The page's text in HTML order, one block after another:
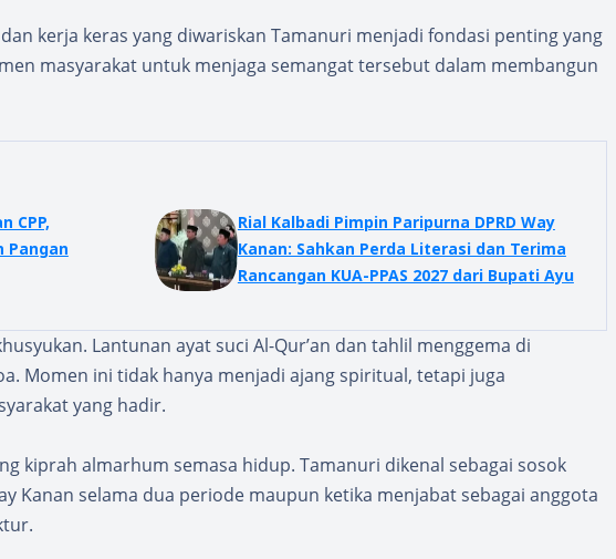
kerja keras yang diwariskan Tamanuri menjadi fondasi penting yang
masyarakat untuk menjaga semangat tersebut dalam membangun
CPP,
Pangan
Rial Kalbadi Pimpin Paripurna DPRD Way
Kanan: Sahkan Perda Literasi dan Terima
Rancangan KUA-PPAS 2027 dari Bupati Ayu
Lantunan ayat suci Al-Qur’an dan tahlil menggema di
Momen ini tidak hanya menjadi ajang spiritual, tetapi juga
yang hadir.
kiprah almarhum semasa hidup. Tamanuri dikenal sebagai sosok
Kanan selama dua periode maupun ketika menjabat sebagai anggota